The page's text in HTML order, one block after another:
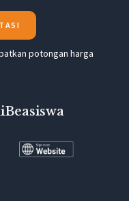
potongan harga